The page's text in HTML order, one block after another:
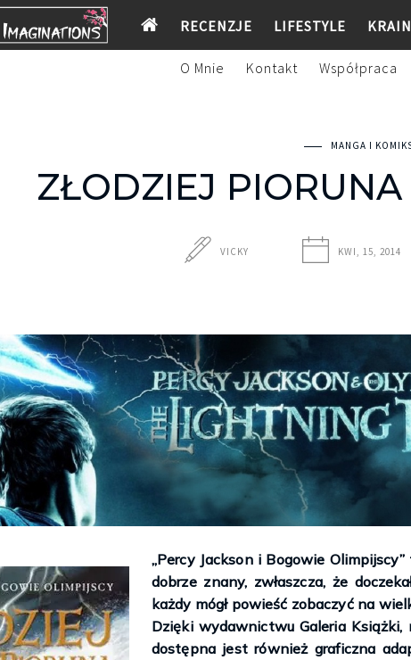
RECENZJE LIFESTYLE
O Mnie Kontakt Współpraca
MANGA I
ZŁODZIEJ
VICKY KWI, 15, 2014
„Percy Jackson i Bogowie
dobrze znany, zwłaszcza, że
każdy mógł powieść zobaczyć na
Dzięki wydawnictwu Galeria Książki,
dostępna jest również graficzna